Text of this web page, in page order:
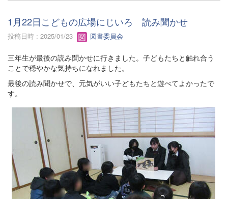
1月22日こどもの広場にじいろ 読み聞かせ
投稿日時 : 2025/01/23 図書委員会
三年生が最後の読み聞かせに行きました。子どもたちと触れ合う
ことで穏やかな気持ちになれました。
最後の読み聞かせで、元気がいい子どもたちと遊べてよかったで
す。